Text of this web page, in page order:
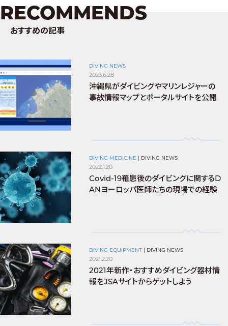
RECOMMENDS
おすすめの記事
DIVING NEWS
2023.6.28
沖縄県がダイビングやマリンレジャーの
事故情報マップとポータルサイトを公開
DIVING MEDICINE | DIVING NEWS
2022.1.20
Covid-19罹患後のダイビングに関するD
ANヨーロッパ医師たちの現場での経験
DIVING EQUIPMENT | DIVING NEWS
2021.2.20
2021年新作・おすすめダイビング器材情
報をJSAサイトからゲットしよう